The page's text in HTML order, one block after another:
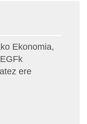
Ekonomia,
ere